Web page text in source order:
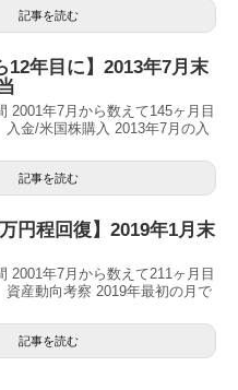
記事を読む
12年目に】2013年7月末
2001年7月から数えて145ヶ月目
入金/米国株購入 2013年7月の入
記事を読む
円程回復】2019年1月末
2001年7月から数えて211ヶ月目
資産動向考察 2019年最初の月で
記事を読む